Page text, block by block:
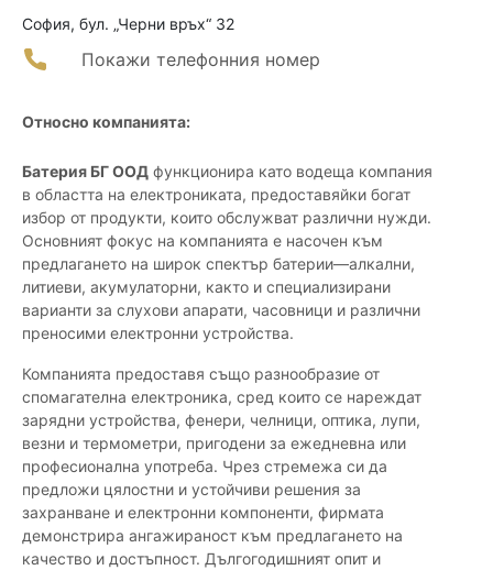
София, бул. „Черни връх“ 32
Покажи телефонния номер
Относно компанията:
Батерия БГ ООД функционира като водеща компания
в областта на електрониката, предоставяйки богат
избор от продукти, които обслужват различни нужди.
Основният фокус на компанията е насочен към
предлагането на широк спектър батерии—алкални,
литиеви, акумулаторни, както и специализирани
варианти за слухови апарати, часовници и различни
преносими електронни устройства.
Компанията предоставя също разнообразие от
спомагателна електроника, сред които се нареждат
зарядни устройства, фенери, челници, оптика, лупи,
везни и термометри, пригодени за ежедневна или
професионална употреба. Чрез стремежа си да
предложи цялостни и устойчиви решения за
захранване и електронни компоненти, фирмата
демонстрира ангажираност към предлагането на
качество и достъпност. Дългогодишният опит и